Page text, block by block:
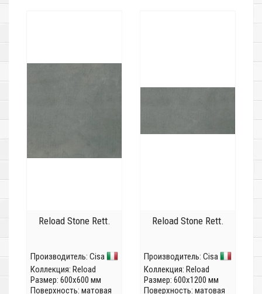
Reload Stone Rett.
Производитель: Cisa
Коллекция: Reload
Размер: 600x600 мм
Поверхность: матовая
Reload Stone Rett.
Производитель: Cisa
Коллекция: Reload
Размер: 600x1200 мм
Поверхность: матовая